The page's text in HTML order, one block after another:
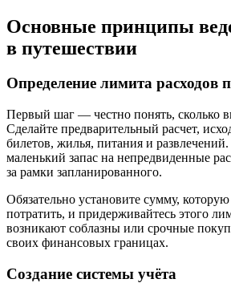
Основные принципы
в путешествии
Определение лимита расходов
Первый шаг — честно понять, сколько
Сделайте предварительный расчет,
билетов, жилья, питания и
маленький запас на непредвиденные
за рамки запланированного.
Обязательно установите сумму,
потратить, и придерживайтесь этого
возникают соблазны или срочные
своих финансовых границах.
Создание системы учёта